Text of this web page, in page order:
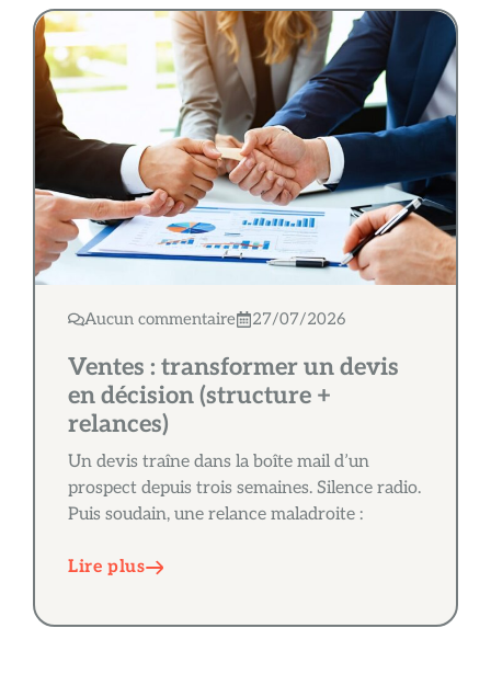
Aucun commentaire 27/07/2026
Ventes : transformer un devis
en décision (structure +
relances)
Un devis traîne dans la boîte mail d’un
prospect depuis trois semaines. Silence radio.
Puis soudain, une relance maladroite :
Lire plus